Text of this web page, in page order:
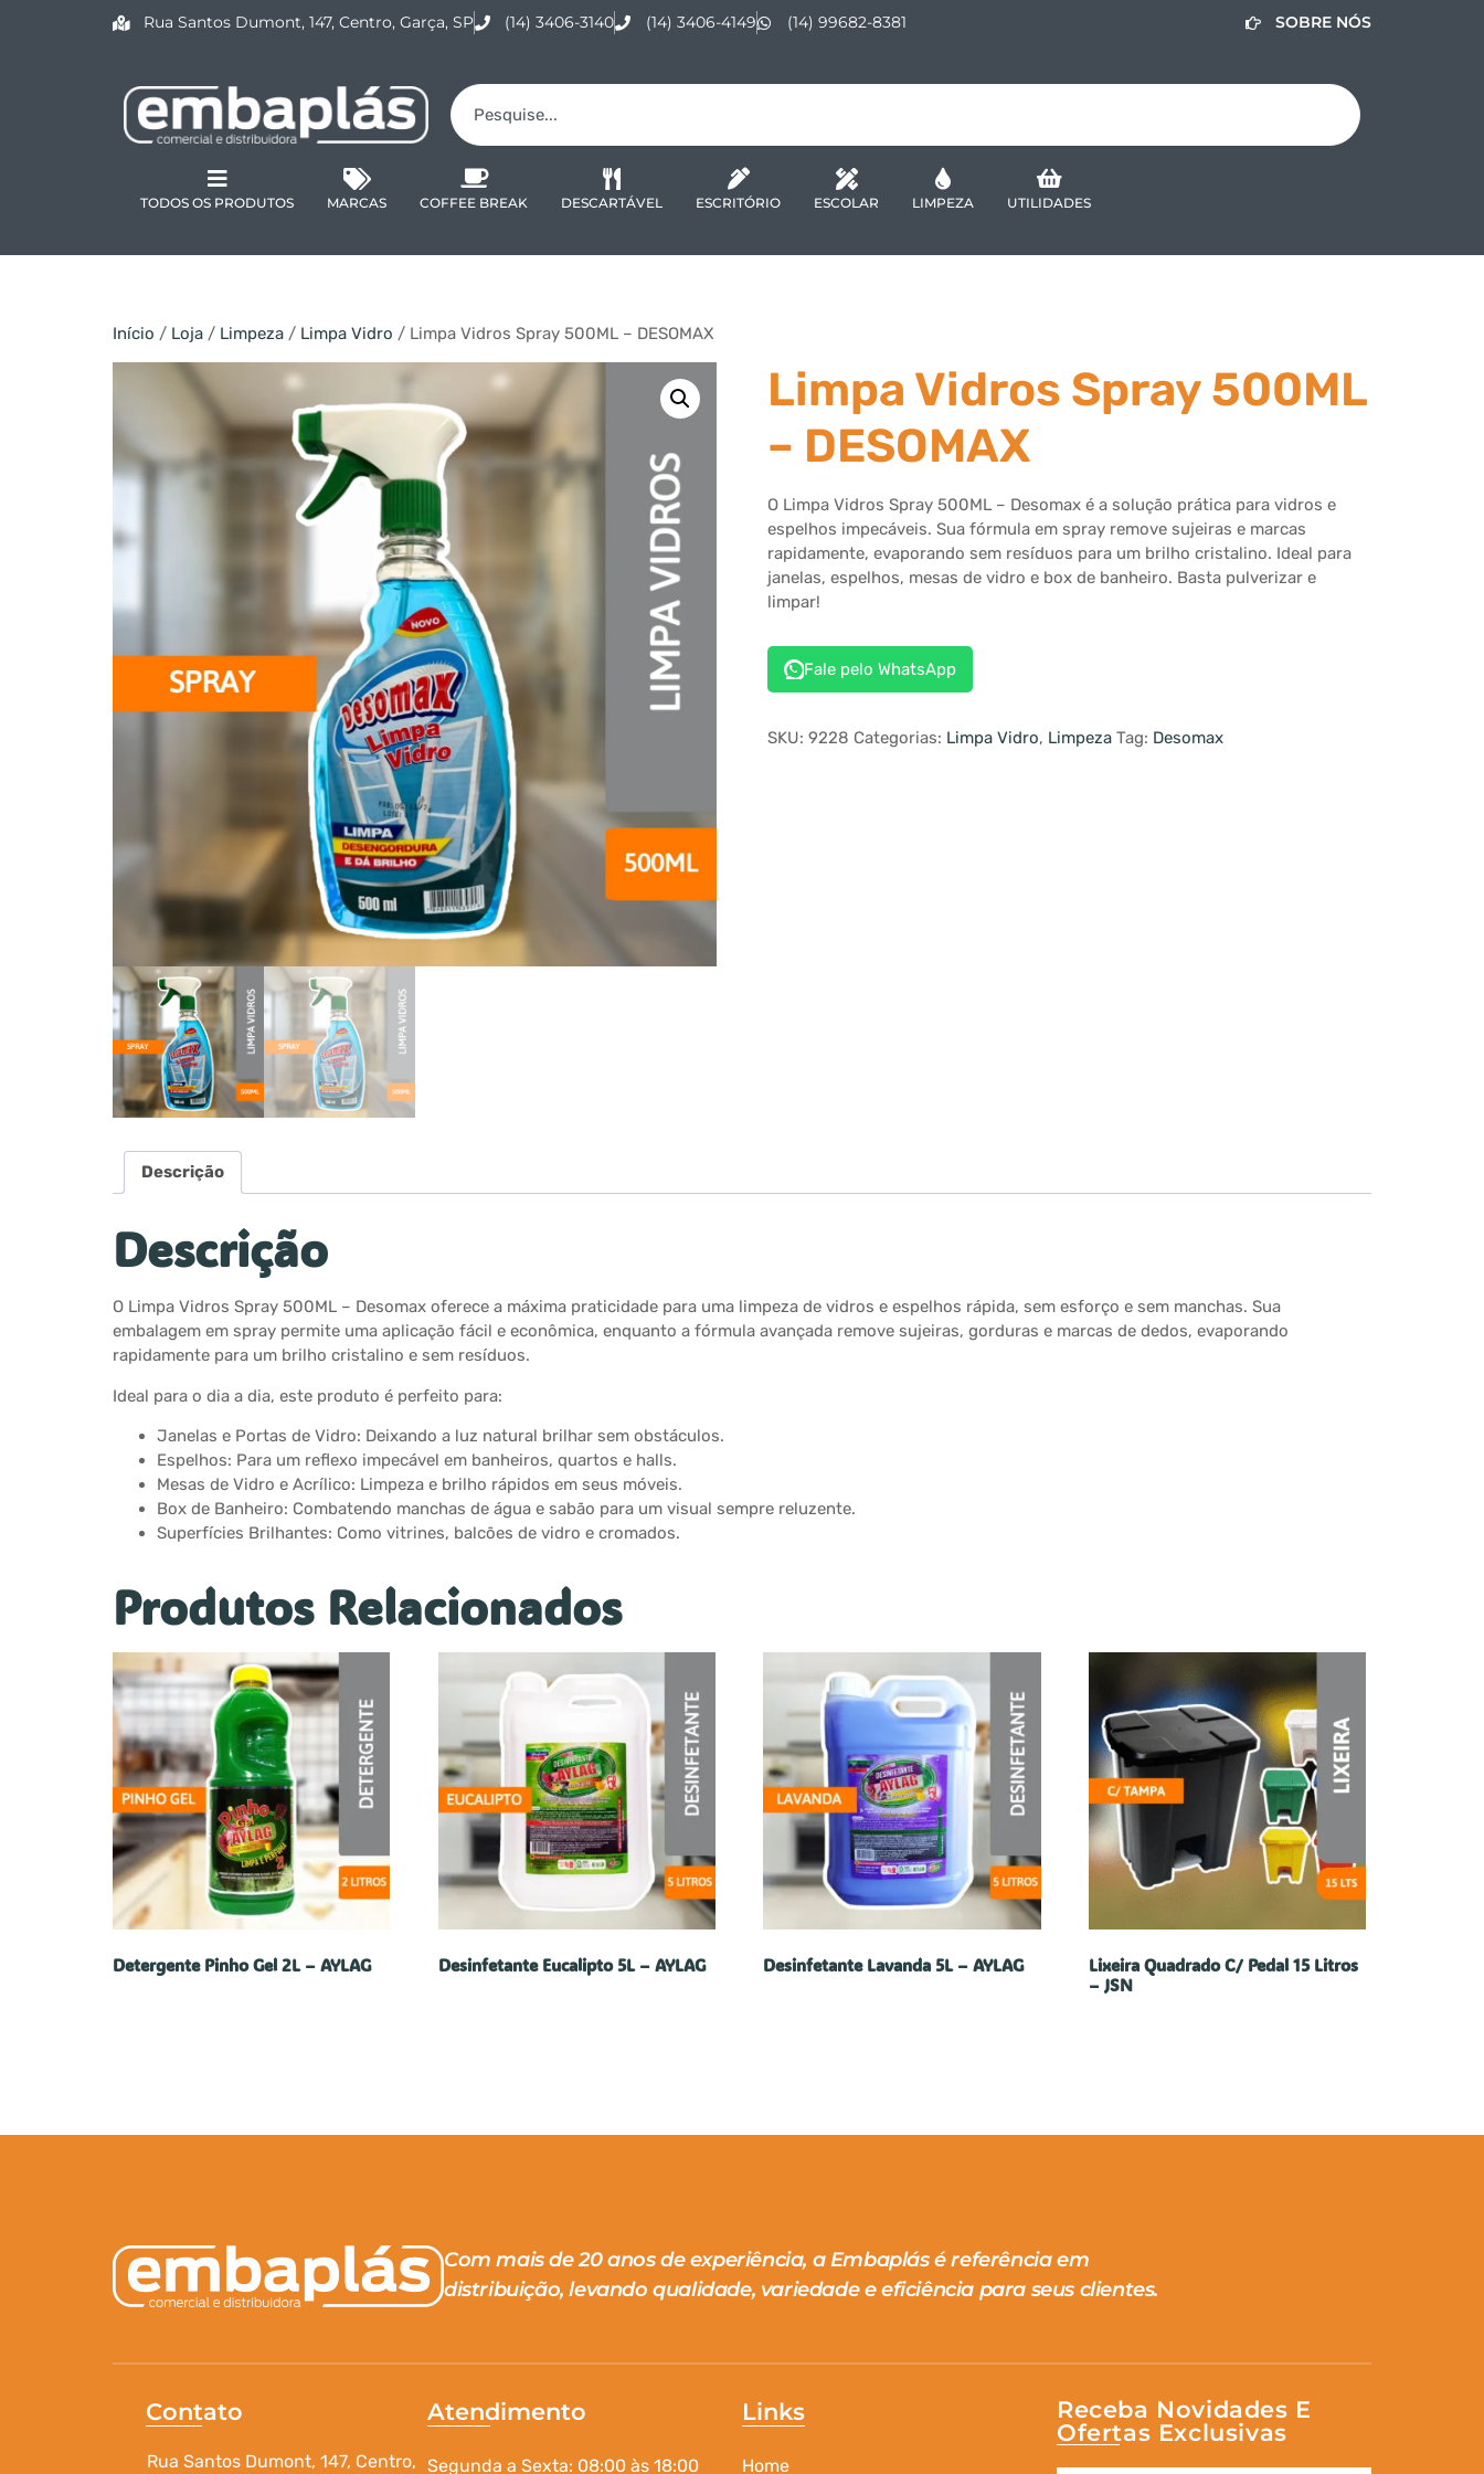
Rua Santos Dumont, 147, Centro, Garça, SP (14) 3406-3140 (14) 3406-4149 (14) 99682-8381 SOBRE NÓS
TODOS OS PRODUTOS MARCAS COFFEE BREAK DESCARTÁVEL ESCRITÓRIO ESCOLAR LIMPEZA UTILIDADES
Início / Loja / Limpeza / Limpa Vidro / Limpa Vidros Spray 500ML – DESOMAX
Limpa Vidros Spray 500ML
– DESOMAX
O Limpa Vidros Spray 500ML – Desomax é a solução prática para vidros e
espelhos impecáveis. Sua fórmula em spray remove sujeiras e marcas
rapidamente, evaporando sem resíduos para um brilho cristalino. Ideal para
janelas, espelhos, mesas de vidro e box de banheiro. Basta pulverizar e
limpar!
Fale pelo WhatsApp
SKU: 9228 Categorias: Limpa Vidro, Limpeza Tag: Desomax
Descrição
Descrição
O Limpa Vidros Spray 500ML – Desomax oferece a máxima praticidade para uma limpeza de vidros e espelhos rápida, sem esforço e sem manchas. Sua
embalagem em spray permite uma aplicação fácil e econômica, enquanto a fórmula avançada remove sujeiras, gorduras e marcas de dedos, evaporando
rapidamente para um brilho cristalino e sem resíduos.
Ideal para o dia a dia, este produto é perfeito para:
Janelas e Portas de Vidro: Deixando a luz natural brilhar sem obstáculos.
Espelhos: Para um reflexo impecável em banheiros, quartos e halls.
Mesas de Vidro e Acrílico: Limpeza e brilho rápidos em seus móveis.
Box de Banheiro: Combatendo manchas de água e sabão para um visual sempre reluzente.
Superfícies Brilhantes: Como vitrines, balcões de vidro e cromados.
Produtos Relacionados
Detergente Pinho Gel 2L – AYLAG Desinfetante Eucalipto 5L – AYLAG Desinfetante Lavanda 5L – AYLAG
Lixeira Quadrado C/ Pedal 15 Litros
– JSN
Com mais de 20 anos de experiência, a Embaplás é referência em
distribuição, levando qualidade, variedade e eficiência para seus clientes.
Contato
Rua Santos Dumont, 147, Centro,
Atendimento
Segunda a Sexta: 08:00 às 18:00
Links
Home
Receba Novidades E
Ofertas Exclusivas